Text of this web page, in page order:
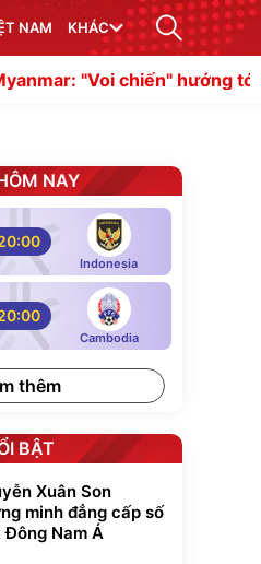
NAM KHÁC
hướng tới trận thắng
NAY
Indonesia
Cambodia
thêm
BẬT
Xuân Son
minh đẳng cấp số
Đông Nam Á